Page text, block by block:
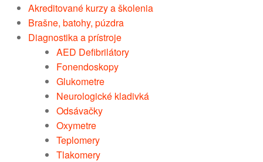
Akreditované kurzy a školenia
Brašne, batohy, púzdra
Diagnostika a prístroje
AED Defibrilátory
Fonendoskopy
Glukometre
Neurologické kladivká
Odsávačky
Oxymetre
Teplomery
Tlakomery